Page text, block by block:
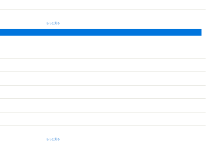
もっと見る
もっと見る